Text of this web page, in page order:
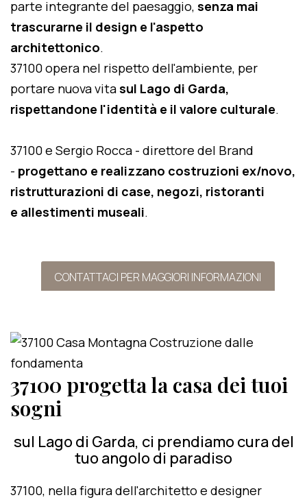
parte integrante del paesaggio, senza mai
trascurarne il design e l'aspetto
architettonico.
37100 opera nel rispetto dell'ambiente, per
portare nuova vitasul Lago di Garda,
rispettandone l'identità e il valore culturale.
37100 e Sergio Rocca - direttore del Brand
- progettano e realizzano costruzioni ex/novo,
ristrutturazioni di case, negozi, ristoranti
e allestimenti museali.
CONTATTACI PER MAGGIORI INFORMAZIONI
37100 progetta la casa dei tuoi
sogni
sul Lago di Garda, ci prendiamo cura del
tuo angolo di paradiso
37100, nella figura dell'architetto e designer